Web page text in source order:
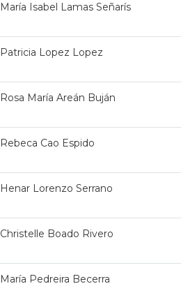
María Isabel Lamas Señarís
Patricia Lopez Lopez
Rosa María Areán Buján
Rebeca Cao Espido
Henar Lorenzo Serrano
Christelle Boado Rivero
María Pedreira Becerra